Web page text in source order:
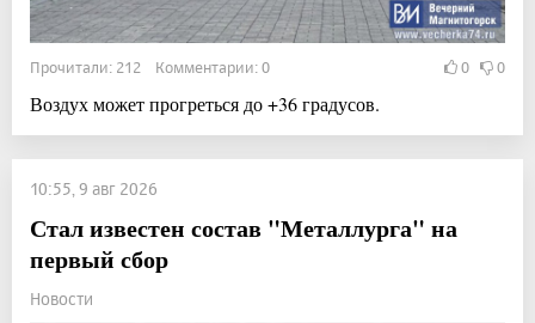
Прочитали: 212 Комментарии: 0 0 0
Воздух может прогреться до +36 градусов.
10:55, 9 авг 2026
Стал известен состав "Металлурга" на
первый сбор
Новости